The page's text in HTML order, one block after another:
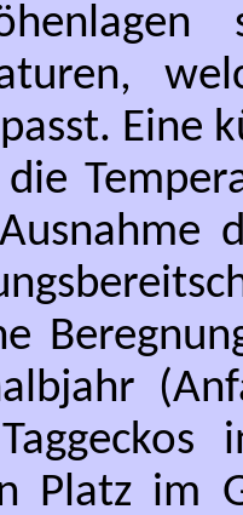
Eine
Platz im